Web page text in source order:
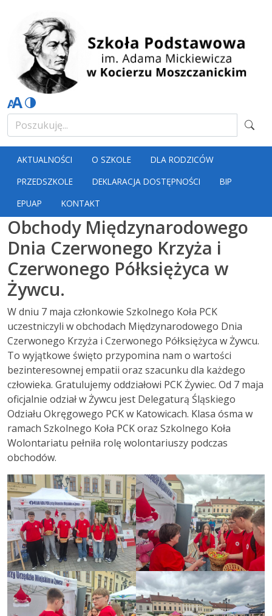
AKTUALNOŚCI O SZKOLE
DLA RODZICÓW
PRZEDSZKOLE
DEKLARACJA DOSTĘPNOŚCI
BIP
EPUAP
KONTAKT
Obchody Międzynarodowego
Dnia Czerwonego Krzyża i
Czerwonego Półksiężyca w
Żywcu.
W dniu 7 maja członkowie Szkolnego Koła PCK
uczestniczyli w obchodach Międzynarodowego Dnia
Czerwonego Krzyża i Czerwonego Półksiężyca w Żywcu.
To wyjątkowe święto przypomina nam o wartości
bezinteresownej empatii oraz szacunku dla każdego
człowieka. Gratulujemy oddziałowi PCK Żywiec. Od 7 maja
oficjalnie odział w Żywcu jest Delegaturą Śląskiego
Odziału Okręgowego PCK w Katowicach. Klasa ósma w
ramach Szkolnego Koła PCK oraz Szkolnego Koła
Wolontariatu pełniła rolę wolontariuszy podczas
obchodów.